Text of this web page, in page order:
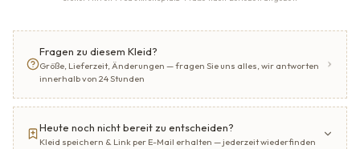
Fragen zu diesem Kleid?
Größe, Lieferzeit, Änderungen — fragen Sie uns alles, wir antworten
innerhalb von 24 Stunden
Heute noch nicht bereit zu entscheiden?
Kleid speichern & Link per E-Mail erhalten — jederzeit wiederfinden